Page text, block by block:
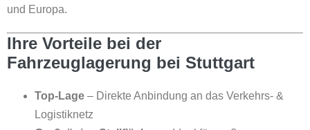
und Europa.
Ihre Vorteile bei der
Fahrzeuglagerung bei Stuttgart
Top-Lage – Direkte Anbindung an das Verkehrs- &
Logistiknetz